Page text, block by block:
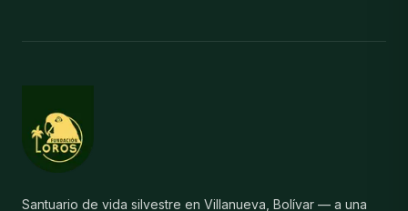
Santuario de vida silvestre en Villanueva, Bolívar — a una